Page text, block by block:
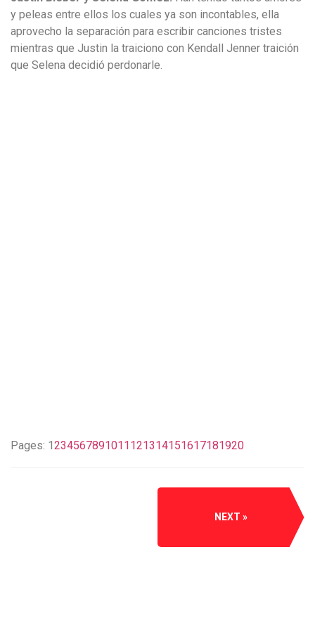
y peleas entre ellos los cuales ya son incontables, ella
aprovecho la separación para escribir canciones tristes
mientras que Justin la traiciono con Kendall Jenner traición
que Selena decidió perdonarle.
Pages: 1 234567891011 121314151617181920
NEXT